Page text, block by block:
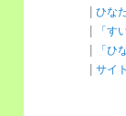
ひな
「す
「ひ
サイ